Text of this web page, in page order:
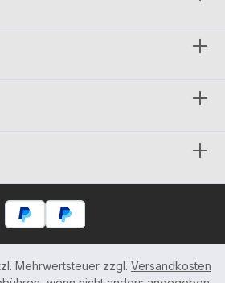
Mehrwertsteuer zzgl. Versandkosten